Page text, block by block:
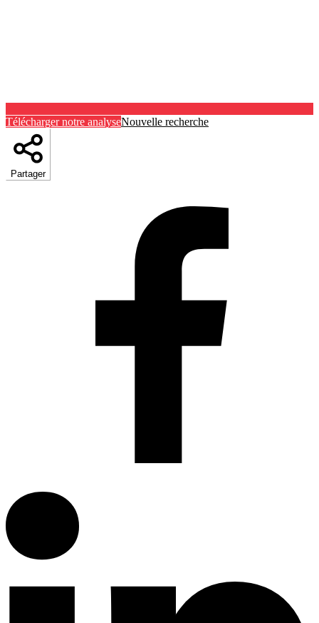
Télécharger notre analyseNouvelle recherche
Partager